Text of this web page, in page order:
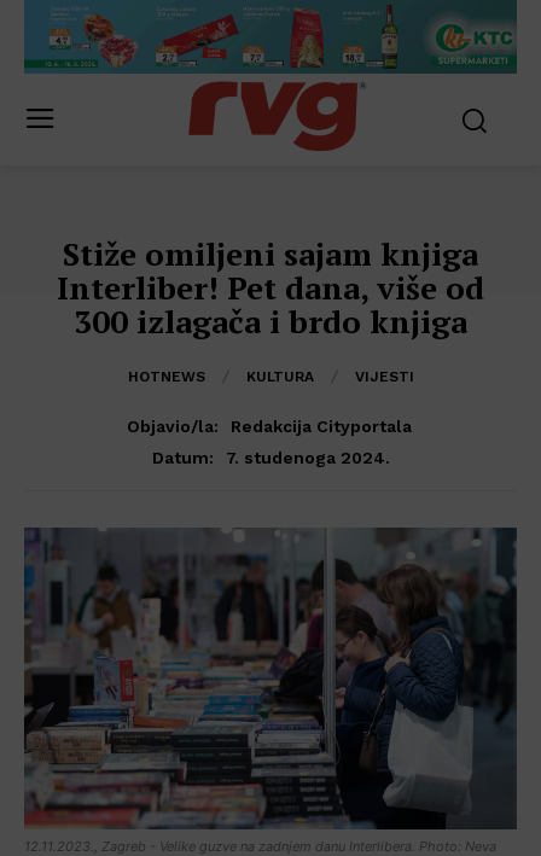
Stiže omiljeni sajam knjiga
Interliber! Pet dana, više od
300 izlagača i brdo knjiga
HOTNEWS KULTURA VIJESTI
Objavio/la:
Redakcija Cityportala
Datum:
7. studenoga 2024.
12.11.2023., Zagreb - Velike guzve na zadnjem danu Interlibera. Photo: Neva